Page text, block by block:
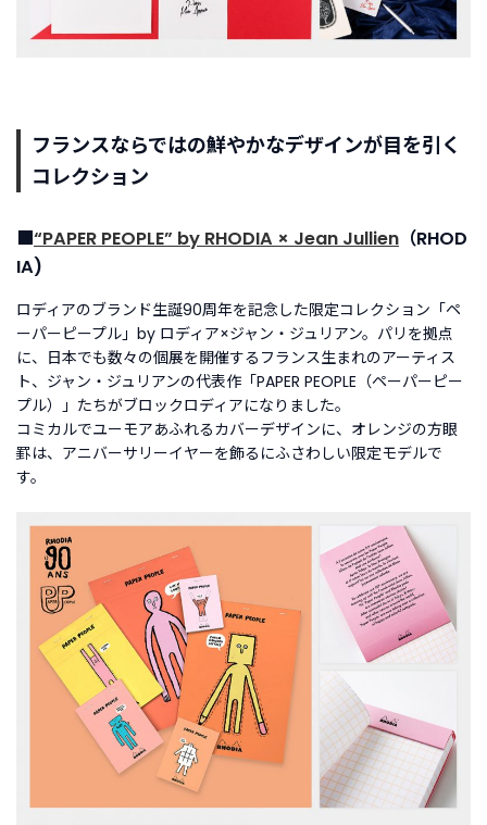
フランスならではの鮮やかなデザインが目を引く
コレクション
■“PAPER PEOPLE” by RHODIA × Jean Jullien （RHOD
IA)
ロディアのブランド生誕90周年を記念した限定コレクション「ペ
ーパーピープル」by ロディア×ジャン・ジュリアン。パリを拠点
に、日本でも数々の個展を開催するフランス生まれのアーティス
ト、ジャン・ジュリアンの代表作「PAPER PEOPLE（ペーパーピー
プル）」たちがブロックロディアになりました。
コミカルでユーモアあふれるカバーデザインに、オレンジの方眼
罫は、アニバーサリーイヤーを飾るにふさわしい限定モデルで
す。